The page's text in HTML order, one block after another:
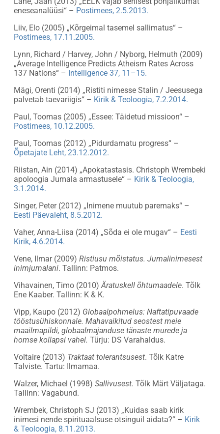
eneseanalüüsi“ – Postimees, 2.5.2013.
Liiv, Elo (2005) „Kõrgeimal tasemel sallimatus“ –
Postimees, 17.11.2005.
Lynn, Richard / Harvey, John / Nyborg, Helmuth (2009)
„Average Intelligence Predicts Atheism Rates Across
137 Nations“ – Intelligence 37, 11–15.
Mägi, Orenti (2014) „Ristiti nimesse Stalin / Jeesusega
palvetab taevariigis“ – Kirik & Teoloogia, 7.2.2014.
Paul, Toomas (2005) „Essee: Täidetud missioon“ –
Postimees, 10.12.2005.
Paul, Toomas (2012) „Pidurdamatu progress“ –
Õpetajate Leht, 23.12.2012.
Riistan, Ain (2014) „Apokatastasis. Christoph Wrembeki
apoloogia Jumala armastusele“ – Kirik & Teoloogia,
3.1.2014.
Singer, Peter (2012) „Inimene muutub paremaks“ –
Eesti Päevaleht, 8.5.2012.
Vaher, Anna-Liisa (2014) „Sõda ei ole mugav“ – Eesti
Kirik, 4.6.2014.
Vene, Ilmar (2009) Ristiusu mõistatus. Jumalinimesest
inimjumalani. Tallinn: Patmos.
Vihavainen, Timo (2010)Äratuskell õhtumaadele. Tõlk
Ene Kaaber. Tallinn: K & K.
Vipp, Kaupo (2012) Globaalpohmelus: Naftatipuvaade
tööstusühiskonnale. Mahavaikitud seostest meie
maailmapildi, globaalmajanduse tänaste murede ja
homse kollapsi vahel. Türju: DS Varahaldus.
Voltaire (2013) Traktaat tolerantsusest. Tõlk Katre
Talviste. Tartu: Ilmamaa.
Walzer, Michael (1998) Sallivusest. Tõlk Märt Väljataga.
Tallinn: Vagabund.
Wrembek, Christoph SJ (2013) „Kuidas saab kirik
inimesi nende spirituaalsuse otsinguil aidata?“ – Kirik
& Teoloogia, 8.11.2013.